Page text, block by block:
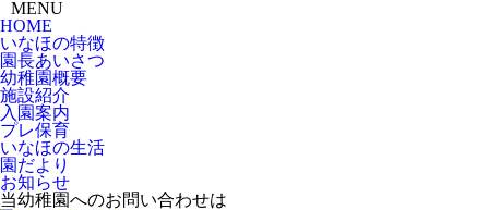
MENU
HOME
いなほの特徴
園長あいさつ
幼稚園概要
施設紹介
入園案内
プレ保育
いなほの生活
園だより
お知らせ
当幼稚園へのお問い合わせは